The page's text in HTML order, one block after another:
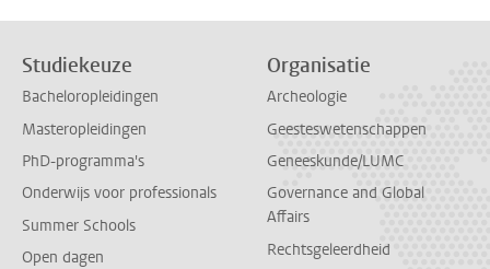
Studiekeuze
Bacheloropleidingen
Masteropleidingen
PhD-programma's
Onderwijs voor professionals
Summer Schools
Open dagen
Organisatie
Archeologie
Geesteswetenschappen
Geneeskunde/LUMC
Governance and Global
Affairs
Rechtsgeleerdheid